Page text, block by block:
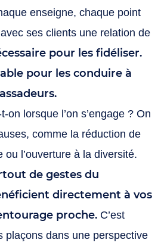
enseigne, chaque point
ses clients une relation de
pour les fidéliser.
pour les conduire à
on lorsque l’on s’engage ? On
comme la réduction de
ou l’ouverture à la diversité.
de gestes du
directement à vos
proche. C’est
plaçons dans une perspective